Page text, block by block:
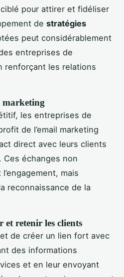
pour attirer et fidéliser
de stratégies
peut considérablement
entreprises de
renforçant les relations
marketing
les entreprises de
de l’email marketing
direct avec leurs clients
échanges non
mais
reconnaissance de la
et retenir les clients
de créer un lien fort avec
des informations
et en leur envoyant